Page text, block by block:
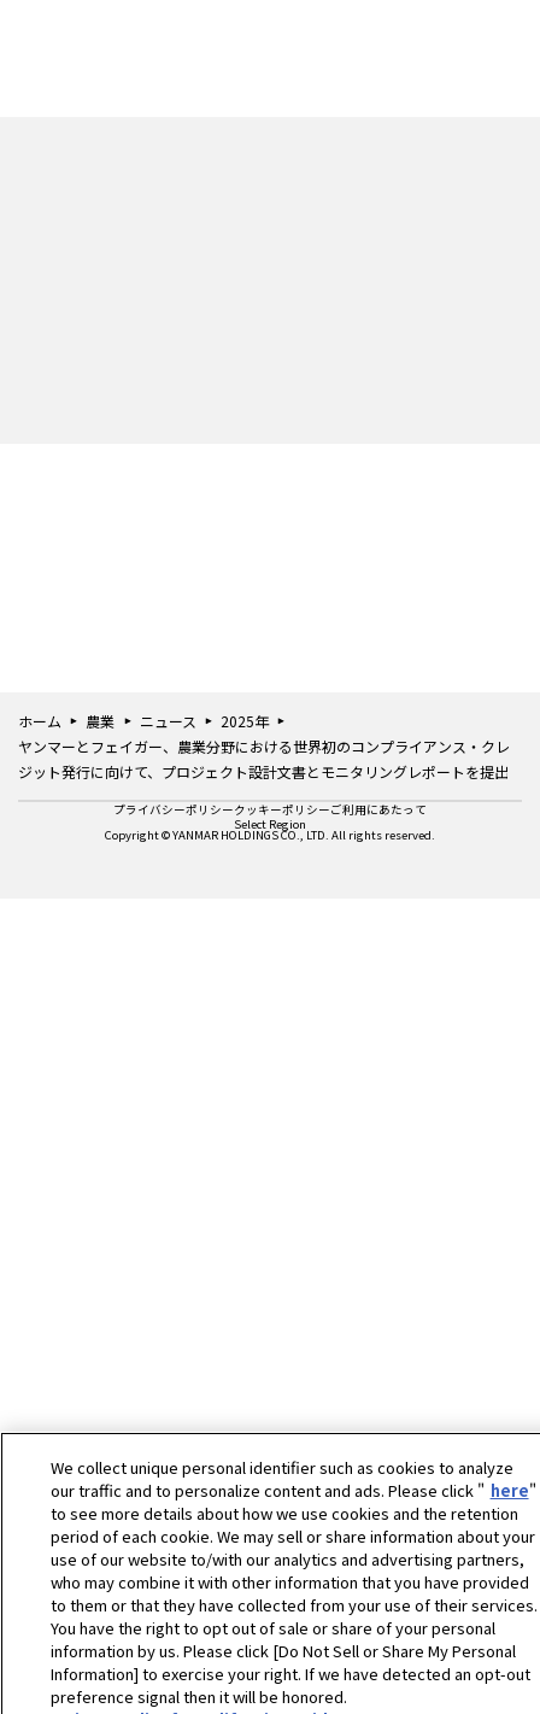
ホーム 農業 ニュース
2025年
ヤンマーとフェイガー、農業分野における世界初のコンプライアンス・クレ
ジット発行に向けて、プロジェクト設計文書とモニタリングレポートを提出
Copyright © YANMAR HOLDINGS CO., LTD. All rights reserved.
プライバシーポリシークッキーポリシーご利用にあたって
Select Region
We collect unique personal identifier such as cookies to analyze
our traffic and to personalize content and ads. Please click " here"
to see more details about how we use cookies and the retention
period of each cookie. We may sell or share information about your
use of our website to/with our analytics and advertising partners,
who may combine it with other information that you have provided
to them or that they have collected from your use of their services.
You have the right to opt out of sale or share of your personal
information by us. Please click [Do Not Sell or Share My Personal
Information] to exercise your right. If we have detected an opt-out
preference signal then it will be honored.